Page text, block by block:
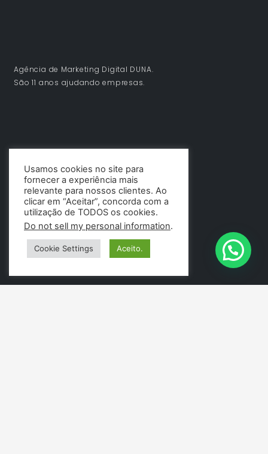
Agência de Marketing Digital DUNA.
São 11 anos ajudando empresas.
Usamos cookies no site para
fornecer a experiência mais
relevante para nossos clientes. Ao
clicar em “Aceitar”, concorda com a
utilização de TODOS os cookies.
Do not sell my personal information.
Cookie Settings Aceito.